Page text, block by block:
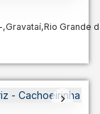
,Gravataí,Rio Grande